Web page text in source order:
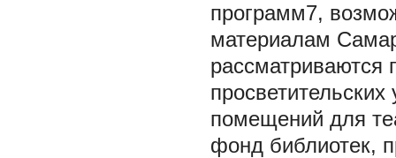
программ7,
материалам
рассматриваются
помещений для
фонд библиотек,